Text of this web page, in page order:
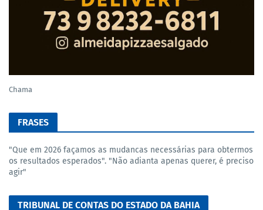
Chama
FRASES
"Que em 2026 façamos as mudancas necessárias para obtermos
os resultados esperados". "Não adianta apenas querer, é preciso
agir"
TRIBUNAL DE CONTAS DO ESTADO DA BAHIA